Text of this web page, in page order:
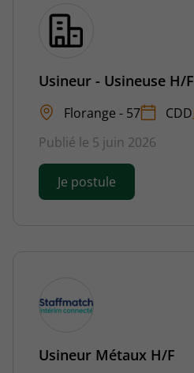
Usineur - Usineuse H/F
Florange - 57 CDD
Publié le 5 juin 2026
Je postule
Usineur Métaux H/F